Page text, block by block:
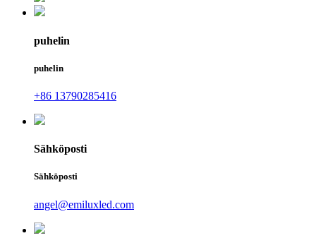
puhelin
puhelin
+86 13790285416
Sähköposti
Sähköposti
angel@emiluxled.com